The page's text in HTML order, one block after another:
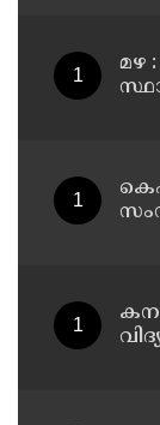
മഴ